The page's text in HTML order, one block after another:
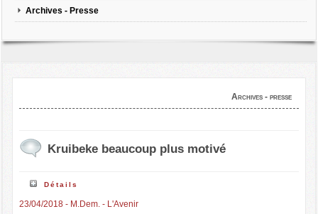
Archives - Presse
Archives - presse
Kruibeke beaucoup plus motivé
Détails
23/04/2018 - M.Dem. - L'Avenir